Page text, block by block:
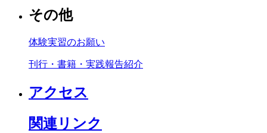
その他
体験実習のお願い
刊行・書籍・実践報告紹介
アクセス
関連リンク